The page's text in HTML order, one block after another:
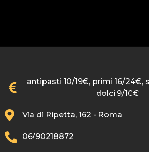
antipasti 10/19€, primi 16/24€,
dolci 9/10€
Via di Ripetta, 162 - Roma
06/90218872